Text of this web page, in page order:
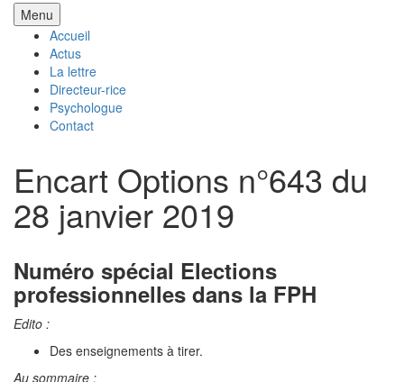
Menu
Accueil
Actus
La lettre
Directeur-rice
Psychologue
Contact
Encart Options n°643 du
28 janvier 2019
Numéro spécial Elections
professionnelles dans la FPH
Edito :
Des enseignements à tirer.
Au sommaire :